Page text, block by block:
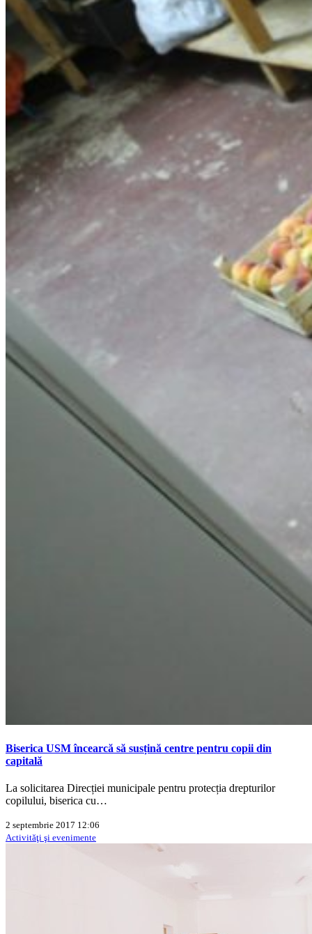
Biserica USM încearcă să susțină centre pentru copii din
capitală
La solicitarea Direcției municipale pentru protecția drepturilor
copilului, biserica cu…
2 septembrie 2017 12:06
Activităţi şi evenimente